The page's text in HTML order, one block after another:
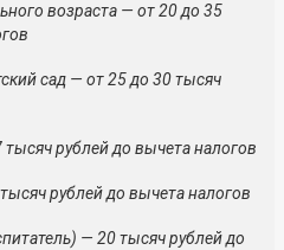
возраста — от 20 до 35
сад — от 25 до 30 тысяч
рублей до вычета налогов
рублей до вычета налогов
— 20 тысяч рублей до